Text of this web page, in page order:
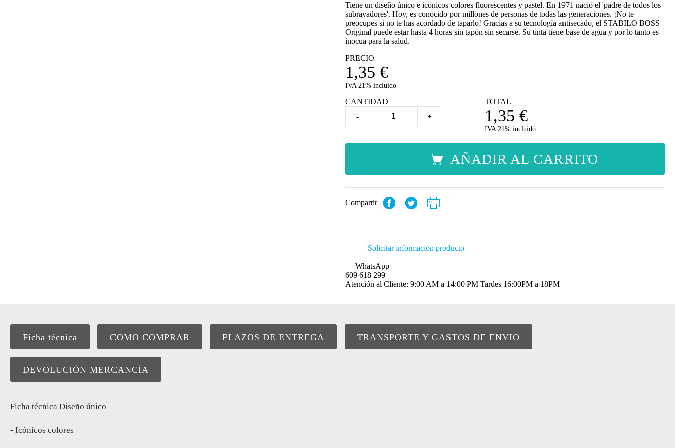
Tiene un diseño único e icónicos colores fluorescentes y pastel. En 1971 nació el 'padre de todos los
subrayadores'. Hoy, es conocido por millones de personas de todas las generaciones. ¡No te
preocupes si no te has acordado de taparlo! Gracias a su tecnología antisecado, el STABILO BOSS
Original puede estar hasta 4 horas sin tapón sin secarse. Su tinta tiene base de agua y por lo tanto es
inocua para la salud.
PRECIO
1,35 €
IVA 21% incluido
CANTIDAD
-
+
TOTAL
1,35 €
IVA 21% incluido
AÑADIR AL CARRITO
Compartir
Solicitar información producto
WhatsApp
609 618 299
Atención al Cliente: 9:00 AM a 14:00 PM Tardes 16:00PM a 18PM
Ficha técnica COMO COMPRAR PLAZOS DE ENTREGA TRANSPORTE Y GASTOS DE ENVIO
DEVOLUCIÓN MERCANCÍA
Ficha técnica Diseño único
- Icónicos colores